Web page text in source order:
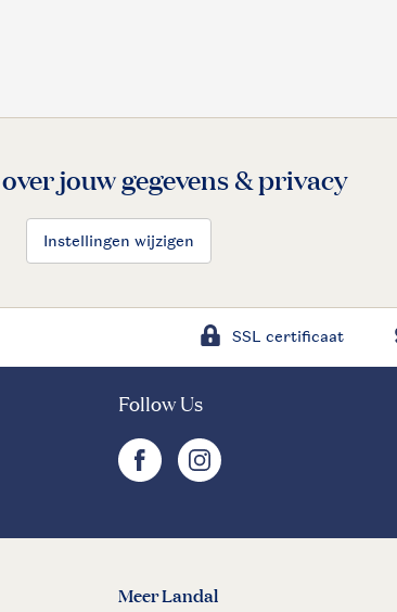
jouw gegevens & privacy
Instellingen wijzigen
SSL certificaat
Follow Us
facebookinstagram
Meer Landal